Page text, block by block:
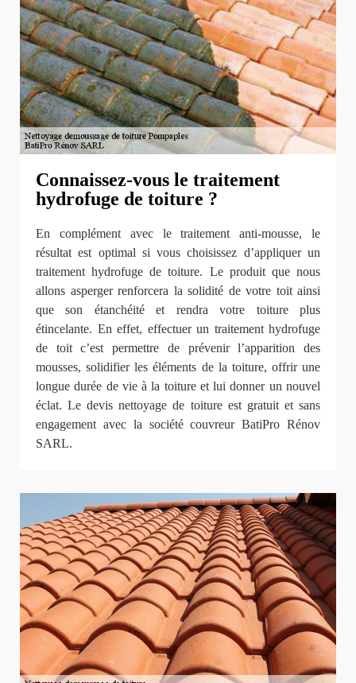
Connaissez-vous le traitement
hydrofuge de toiture ?
En complément avec le traitement anti-mousse, le
résultat est optimal si vous choisissez d’appliquer un
traitement hydrofuge de toiture. Le produit que nous
allons asperger renforcera la solidité de votre toit ainsi
que son étanchéité et rendra votre toiture plus
étincelante. En effet, effectuer un traitement hydrofuge
de toit c’est permettre de prévenir l’apparition des
mousses, solidifier les éléments de la toiture, offrir une
longue durée de vie à la toiture et lui donner un nouvel
éclat. Le devis nettoyage de toiture est gratuit et sans
engagement avec la société couvreur BatiPro Rénov
SARL.